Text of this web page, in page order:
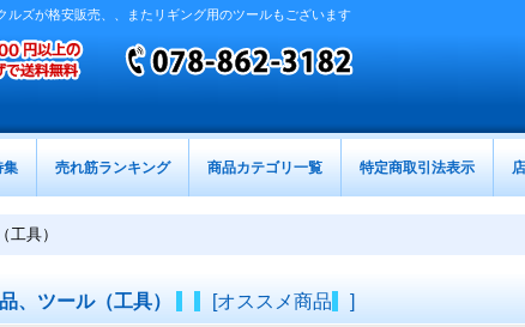
ルズが格安販売、、またリギング用のツールもございます
集 売れ筋ランキング 商品カテゴリ一覧 特定商取引法表示
工具）
、ツール（工具） [オススメ商品 ]